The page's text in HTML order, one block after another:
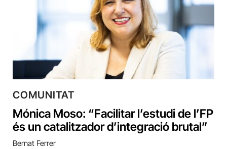
COMUNITAT
Mónica Moso: “Facilitar l’estudi de l’FP
és un catalitzador d’integració brutal”
Bernat Ferrer